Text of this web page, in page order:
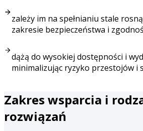
zależy im na spełnianiu stale
zakresie bezpieczeństwa i
dążą do wysokiej dostępności i
minimalizując ryzyko przestojów i
Zakres wsparcia i
rozwiązań